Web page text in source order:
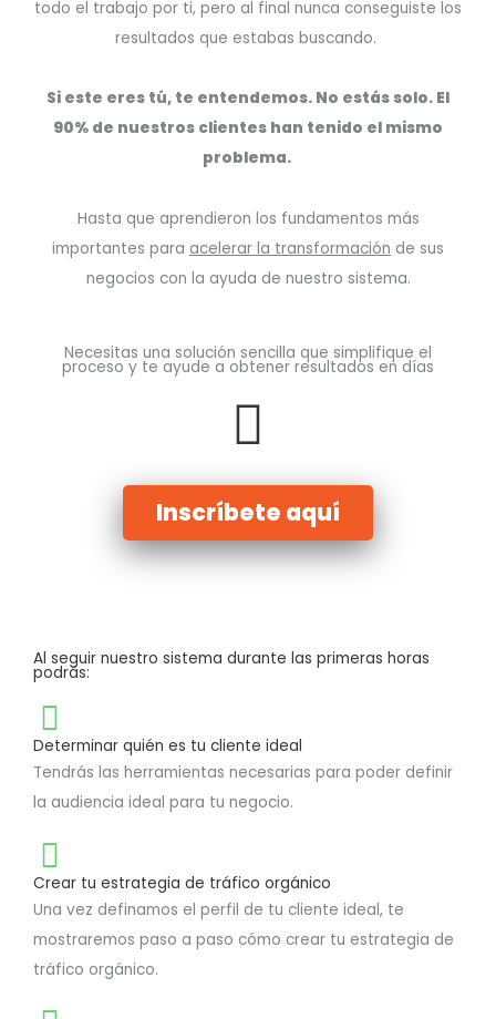
todo el trabajo por ti, pero al final nunca conseguiste los
resultados que estabas buscando.
Si este eres tú, te entendemos. No estás solo. El
90% de nuestros clientes han tenido el mismo
problema.
Hasta que aprendieron los fundamentos más
importantes para acelerar la transformación de sus
negocios con la ayuda de nuestro sistema.
Necesitas una solución sencilla que simplifique el
proceso y te ayude a obtener resultados en días
Inscríbete aquí
Al seguir nuestro sistema durante las primeras horas
podrás:
Determinar quién es tu cliente ideal
Tendrás las herramientas necesarias para poder definir
la audiencia ideal para tu negocio.
Crear tu estrategia de tráfico orgánico
Una vez definamos el perfil de tu cliente ideal, te
mostraremos paso a paso cómo crear tu estrategia de
tráfico orgánico.